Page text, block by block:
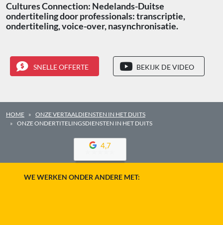
Cultures Connection: Nedelands-Duitse
ondertiteling door professionals: transcriptie,
ondertiteling, voice-over, nasynchronisatie.
SNELLE OFFERTE BEKIJK DE VIDEO
HOME
ONZE VERTAALDIENSTEN IN HET DUITS
ONZE ONDERTITELINGSDIENSTEN IN HET DUITS
4,7
WE WERKEN ONDER ANDERE MET: